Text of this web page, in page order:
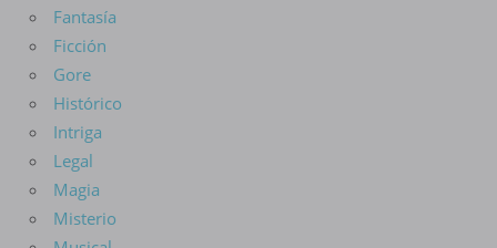
Fantasía
Ficción
Gore
Histórico
Intriga
Legal
Magia
Misterio